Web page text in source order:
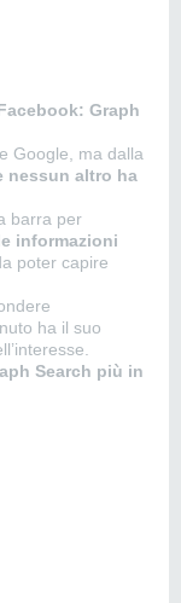
Graph
Google, ma dalla
nessun altro ha
barra per
informazioni
poter capire
ha il suo
Search più in